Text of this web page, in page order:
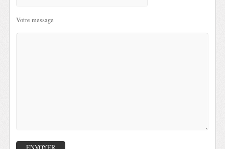
Votre message